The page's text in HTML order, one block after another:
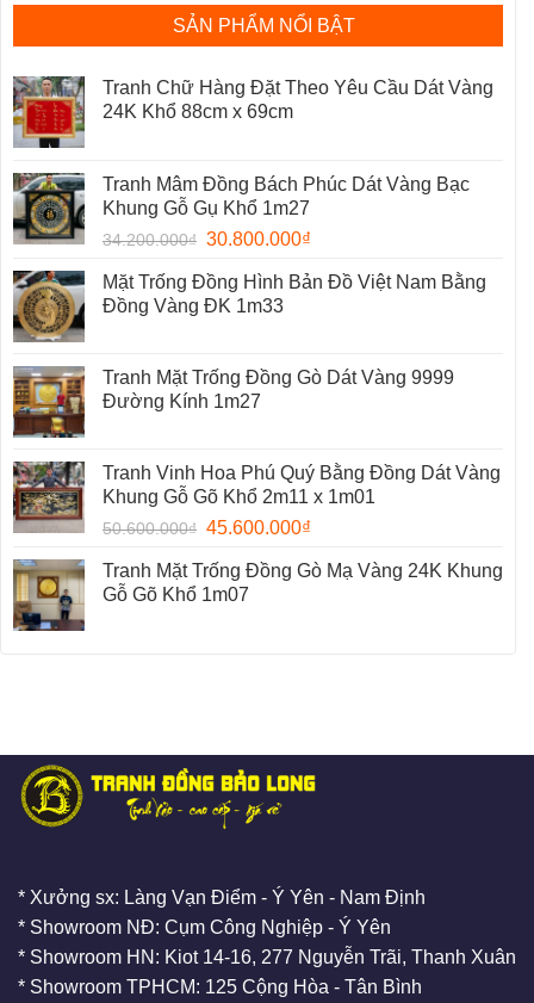
SẢN PHẨM NỔI BẬT
Tranh Chữ Hàng Đặt Theo Yêu Cầu Dát Vàng
24K Khổ 88cm x 69cm
Tranh Mâm Đồng Bách Phúc Dát Vàng Bạc
Khung Gỗ Gụ Khổ 1m27
34.200.000₫ 30.800.000₫
Mặt Trống Đồng Hình Bản Đồ Việt Nam Bằng
Đồng Vàng ĐK 1m33
Tranh Mặt Trống Đồng Gò Dát Vàng 9999
Đường Kính 1m27
Tranh Vinh Hoa Phú Quý Bằng Đồng Dát Vàng
Khung Gỗ Gõ Khổ 2m11 x 1m01
50.600.000₫ 45.600.000₫
Tranh Mặt Trống Đồng Gò Mạ Vàng 24K Khung
Gỗ Gõ Khổ 1m07
* Xưởng sx: Làng Vạn Điểm - Ý Yên - Nam Định
* Showroom NĐ: Cụm Công Nghiệp - Ý Yên
* Showroom HN: Kiot 14-16, 277 Nguyễn Trãi, Thanh Xuân
* Showroom TPHCM: 125 Cộng Hòa - Tân Bình